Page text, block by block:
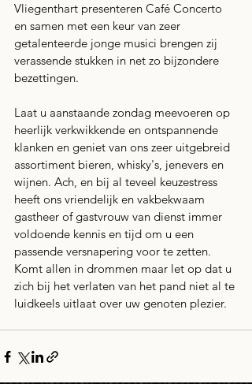
Vliegenthart presenteren Café Concerto
en samen met een keur van zeer
getalenteerde jonge musici brengen zij
verassende stukken in net zo bijzondere
bezettingen.
Laat u aanstaande zondag meevoeren op
heerlijk verkwikkende en ontspannende
klanken en geniet van ons zeer uitgebreid
assortiment bieren, whisky's, jenevers en
wijnen. Ach, en bij al teveel keuzestress
heeft ons vriendelijk en vakbekwaam
gastheer of gastvrouw van dienst immer
voldoende kennis en tijd om u een
passende versnapering voor te zetten.
Komt allen in drommen maar let op dat u
zich bij het verlaten van het pand niet al te
luidkeels uitlaat over uw genoten plezier.